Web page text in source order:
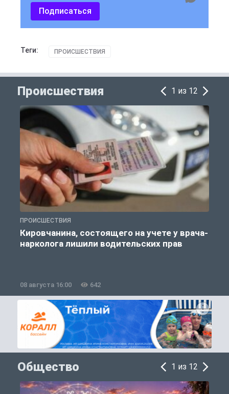
Подписаться
Теги: ПРОИСШЕСТВИЯ
Происшествия 1 из 12
ПРОИСШЕСТВИЯ
Кировчанина, состоящего на учете у врача-
нарколога лишили водительских прав
08 августа 16:00 642
Общество 1 из 12